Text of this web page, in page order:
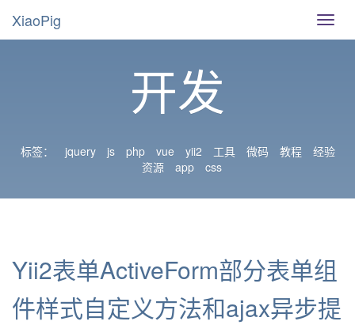
导
航
XiaoPig
开发
标签： jquery js php vue yii2 工具 微码 教程
经验
资源
app css
Yii2表单ActiveForm部分表单组
件样式自定义方法和ajax异步提